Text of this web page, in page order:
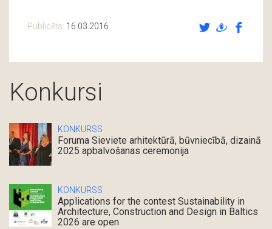
Publicēts: 16.03.2016
Konkursi
KONKURSS
Foruma Sieviete arhitektūrā, būvniecībā, dizainā
2025 apbalvošanas ceremonija
KONKURSS
Applications for the contest Sustainability in
Architecture, Construction and Design in Baltics
2026 are open